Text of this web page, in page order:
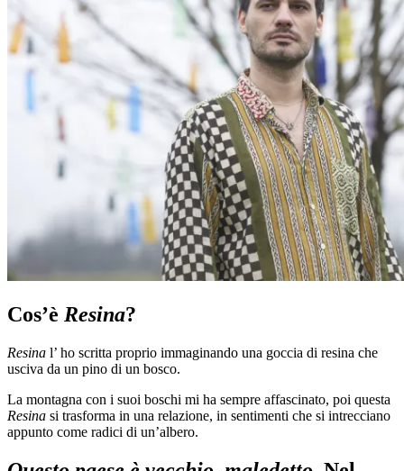
Cos’è Resina?
Resina l’ ho scritta proprio immaginando una goccia di resina che
usciva da un pino di un bosco.
La montagna con i suoi boschi mi ha sempre affascinato, poi questa
Resina si trasforma in una relazione, in sentimenti che si intrecciano
appunto come radici di un’albero.